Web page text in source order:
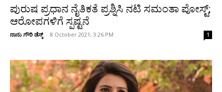
ಪುರುಷ ಪ್ರಧಾನ ನೈತಿಕತೆ ಪ್ರಶ್ನಿಸಿ ನಟಿ ಸಮಂತಾ ಪೋಸ್ಟ್‌;
ಆರೋಪಗಳಿಗೆ ಸ್ಪಷ್ಟನೆ
ನಾನು ಗೌರಿ ಡೆಸ್ಕ್ - 8 October 2021, 3:26 PM 1